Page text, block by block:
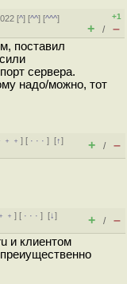
[^] [^^] [^^^]
+1
+ / –
поставил
сервера.
надо/можно, тот
] [ · · ·][↑]
+ / –
] [ · · ·][↓]
+ / –
и клиентом